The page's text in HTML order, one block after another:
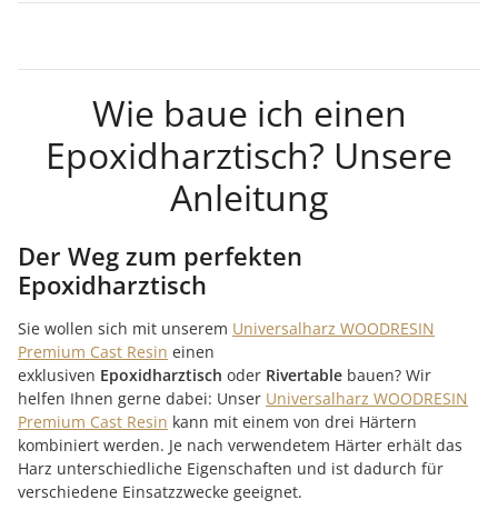
Wie baue ich einen
Epoxidharztisch? Unsere
Anleitung
Der Weg zum perfekten
Epoxidharztisch
Sie wollen sich mit unserem Universalharz WOODRESIN
Premium Cast Resin einen
exklusiven Epoxidharztisch oder Rivertable bauen? Wir
helfen Ihnen gerne dabei: Unser Universalharz WOODRESIN
Premium Cast Resin kann mit einem von drei Härtern
kombiniert werden. Je nach verwendetem Härter erhält das
Harz unterschiedliche Eigenschaften und ist dadurch für
verschiedene Einsatzzwecke geeignet.